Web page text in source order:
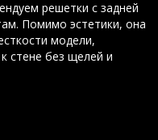
решетки с задней
Помимо эстетики, она
модели,
стене без щелей и